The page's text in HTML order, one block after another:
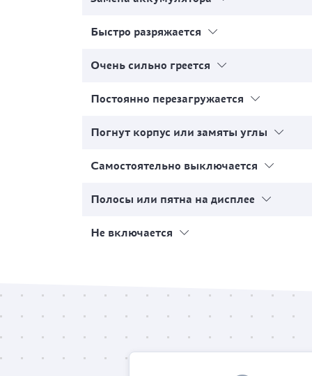
Быстро разряжается
Очень сильно греется
Постоянно перезагружается
Погнут корпус или замяты углы
Самостоятельно выключается
Полосы или пятна на дисплее
Не включается